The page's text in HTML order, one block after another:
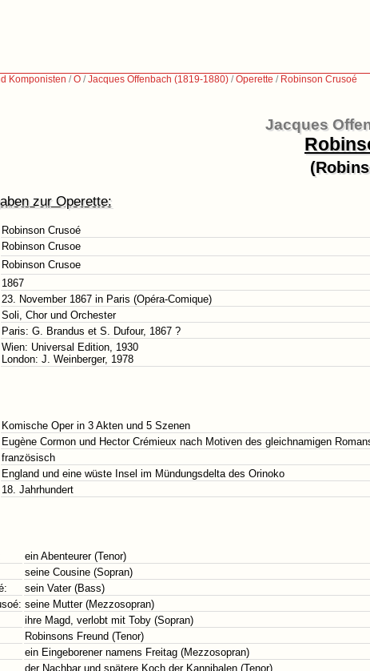
Komponisten /O /Jacques Offenbach (1819-1880) /Operette / Robinson Crusoé
Jacques
zur Operette:
Robinson Crusoé
Robinson Crusoe
Robinson Crusoe
1867
23. November 1867 in Paris (Opéra-Comique)
Soli, Chor und Orchester
Paris: G. Brandus et S. Dufour, 1867 ?
Wien: Universal Edition, 1930
London: J. Weinberger, 1978
Komische Oper in 3 Akten und 5 Szenen
Eugène Cormon und Hector Crémieux nach Motiven des gleichnamigen
französisch
England und eine wüste Insel im Mündungsdelta des Orinoko
18. Jahrhundert
ein Abenteurer (Tenor)
seine Cousine (Sopran)
sein Vater (Bass)
seine Mutter (Mezzosopran)
ihre Magd, verlobt mit Toby (Sopran)
Robinsons Freund (Tenor)
ein Eingeborener namens Freitag (Mezzosopran)
der Nachbar und spätere Koch der Kannibalen (Tenor)